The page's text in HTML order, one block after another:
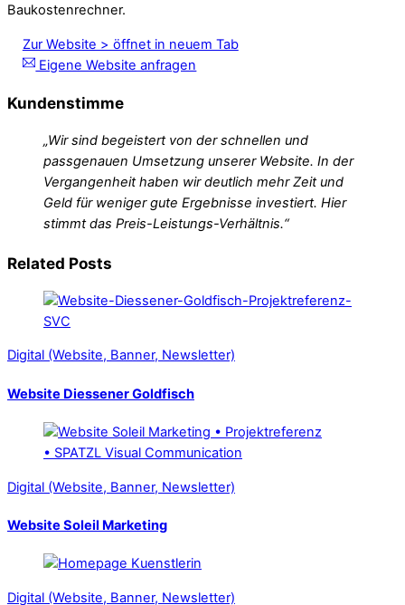
Baukostenrechner.
Zur Website > öffnet in neuem Tab
Eigene Website anfragen
Kundenstimme
„Wir sind begeistert von der schnellen und
passgenauen Umsetzung unserer Website. In der
Vergangenheit haben wir deutlich mehr Zeit und
Geld für weniger gute Ergebnisse investiert. Hier
stimmt das Preis-Leistungs-Verhältnis.“
Related Posts
Digital (Website, Banner, Newsletter)
Website Diessener Goldfisch
Digital (Website, Banner, Newsletter)
Website Soleil Marketing
Digital (Website, Banner, Newsletter)